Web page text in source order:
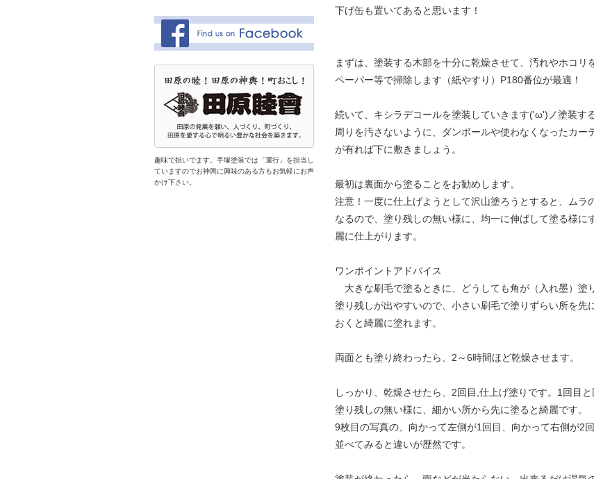
下げ缶も置いてあると思います！
まずは、塗装する木部を十分に乾燥させて、汚れやホコリ
ペーパー等で掃除します（紙やすり）P180番位が最適！
続いて、キシラデコールを塗装していきます('ω')ノ塗装する
周りを汚さないように、ダンボールや使わなくなったカー
が有れば下に敷きましょう。
最初は裏面から塗ることをお勧めします。
注意！一度に仕上げようとして沢山塗ろうとすると、ムラ
なるので、塗り残しの無い様に、均一に伸ばして塗る様に
麗に仕上がります。
ワンポイントアドバイス
大きな刷毛で塗るときに、どうしても角が（入れ墨）塗
塗り残しが出やすいので、小さい刷毛で塗りずらい所を先
おくと綺麗に塗れます。
両面とも塗り終わったら、2～6時間ほど乾燥させます。
しっかり、乾燥させたら、2回目, 仕上げ塗りです。1回目と
塗り残しの無い様に、細かい所から先に塗ると綺麗です。
9枚目の写真の、向かって左側が1回目、向かって右側が2
並べてみると違いが歴然です。
趣味で担いでます。手塚塗装では「運行」を担当し
ていますのでお神輿に興味のある方もお気軽にお声
かけ下さい。